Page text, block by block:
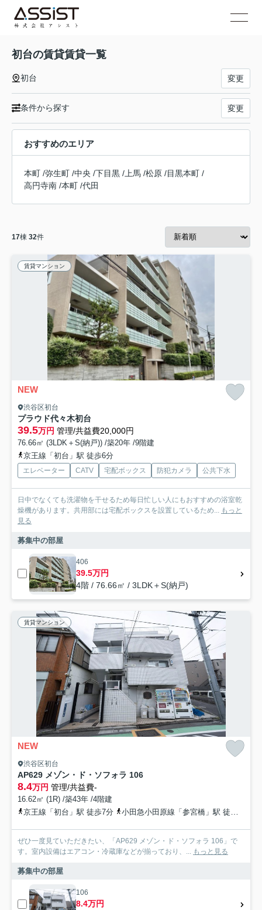
初台の賃貸賃貸一覧
初台 変更
条件から探す 変更
おすすめのエリア
本町 /弥生町 /中央 /下目黒 / 上馬 /松原 /目黒本町 /
高円寺南 /本町 /代田
17棟 32件
賃貸マンション
NEW
渋谷区初台
プラウド代々木初台
39.5万円 管理/共益費20,000円
76.66㎡ (3LDK＋S(納戸)) /築20年 /9階建
京王線「初台」駅 徒歩6分
エレベーター CATV 宅配ボックス 防犯カメラ 公共下水
日中でなくても洗濯物を干せるため毎日忙しい人にもおすすめの浴室乾
燥機があります。共用部には宅配ボックスを設置しているため...
もっと
見る
募集中の部屋
406
39.5万円
4階 / 76.66㎡ / 3LDK＋S(納戸)
賃貸マンション
NEW
渋谷区初台
AP629 メゾン・ド・ソフォラ 106
8.4万円 管理/共益費-
16.62㎡ (1R) /築43年 /4階建
京王線「初台」駅 徒歩7分
小田急小田原線「参宮橋」駅 徒歩15分
ぜひ一度見ていただきたい、「AP629 メゾン・ド・ソフォラ 106」で
す。室内設備はエアコン・冷蔵庫などが揃っており、...
もっと見る
募集中の部屋
106
8.4万円